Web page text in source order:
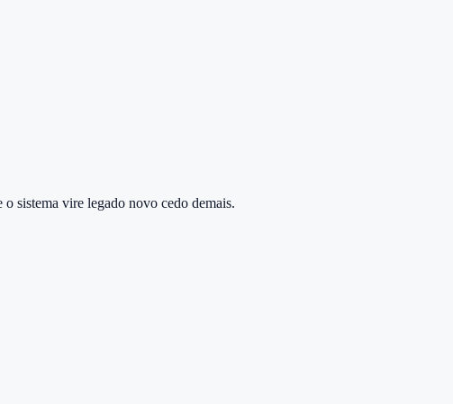
sistema vire legado novo cedo demais.